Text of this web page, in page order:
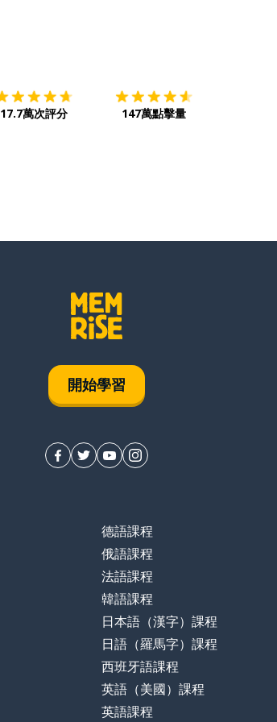
17.7萬次評分 147萬點擊量
開始學習
德語課程
俄語課程
法語課程
韓語課程
日本語（漢字）課程
日語（羅馬字）課程
西班牙語課程
英語（美國）課程
英語課程